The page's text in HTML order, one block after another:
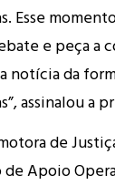
Esse
e peça a
notícia da
assinalou a
de
Apoio